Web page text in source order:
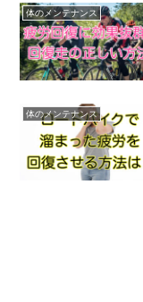
体のメンテナンス
体のメンテナンス